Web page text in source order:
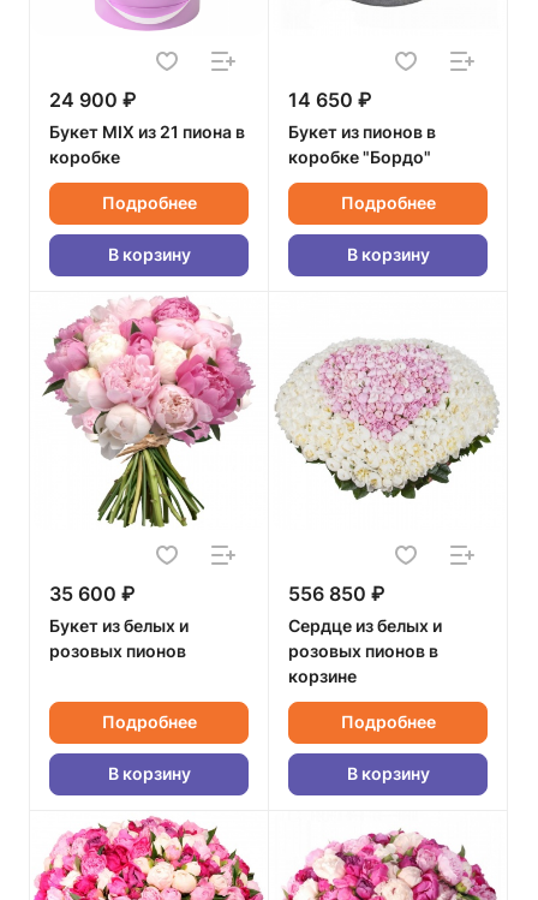
24 900 ₽
Букет MIX из 21 пиона в
коробке
Подробнее
В корзину
14 650 ₽
Букет из пионов в
коробке "Бордо"
Подробнее
В корзину
35 600 ₽
Букет из белых и
розовых пионов
Подробнее
В корзину
556 850 ₽
Сердце из белых и
розовых пионов в
корзине
Подробнее
В корзину